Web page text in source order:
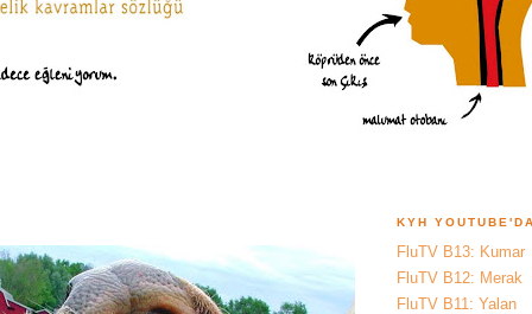
KYH
FluTV B13: Kumar
FluTV B12: Merak
FluTV B11: Yalan